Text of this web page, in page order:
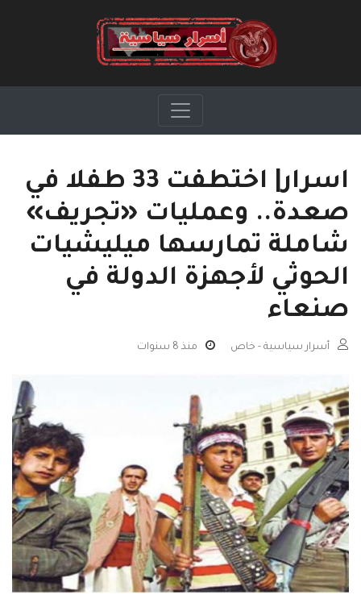
اسرار| اختطفت 33 طفلا في
صعدة.. وعمليات «تجريف»
شاملة تمارسها ميليشيات
الحوثي لأجهزة الدولة في
صنعاء
أسرار سياسية - خاص منذ 8 سنوات